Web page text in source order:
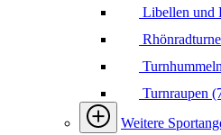
Libellen und
Turnraupen
Weitere